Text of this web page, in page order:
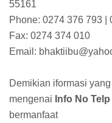
55161
Phone: 0274 376 793 |
Fax: 0274 374 010
Email:
Demikian iformasi
mengenai Info No
bermanfaat